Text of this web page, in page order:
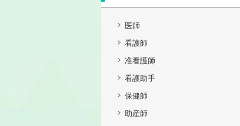
医師
看護師
准看護師
看護助手
保健師
助産師